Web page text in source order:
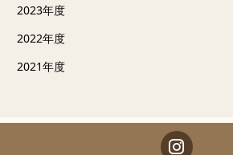
2023年度
2022年度
2021年度